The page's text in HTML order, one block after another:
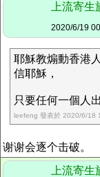
上流寄生
2020/6/19
耶穌教煽動香港
信耶穌，
只要任何一個人
leefeng 發表於 2020/6/18
谢谢会逐个击破。
上流寄生